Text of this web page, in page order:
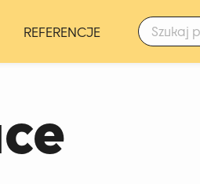
Szukaj:
REFERENCJE